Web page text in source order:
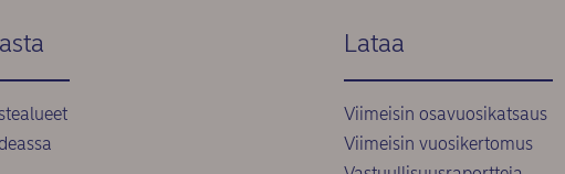
Lataa
Viimeisin osavuosikatsaus
Viimeisin vuosikertomus